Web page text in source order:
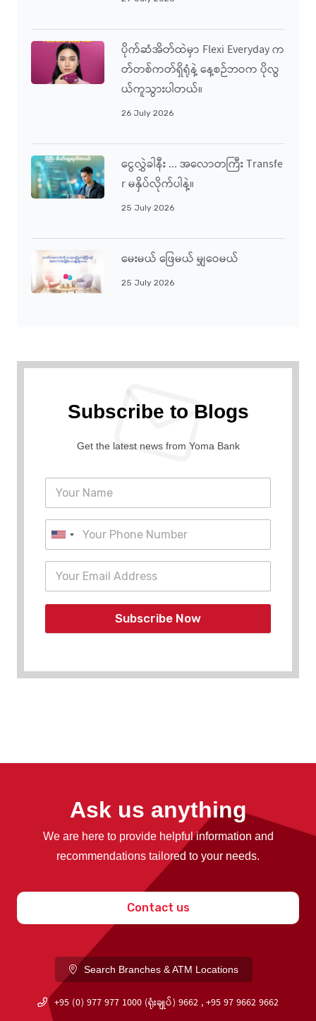
ပိုက်ဆံအိတ်ထဲမှာ Flexi Everyday က
တ်တစ်ကတ်ရှိရုံနဲ့ နေ့စဉ်ဘဝက ပိုလွ
ယ်ကူသွားပါတယ်။
26 July 2026
ငွေလွှဲခါနီး ... အလောတကြီး Transfe
R မနှိပ်လိုက်ပါနဲ့။
25 July 2026
မေးမယ် ဖြေမယ် မျှဝေမယ်
25 July 2026
Subscribe to Blogs
Get the latest news from Yoma Bank
Subscribe Now
Ask us anything
We are here to provide helpful information and
recommendations tailored to your needs.
Contact us
Search Branches & ATM Locations
+95 (0) 977 977 1000 (ရုံးချုပ်) 9662 , +95 97 9662 9662